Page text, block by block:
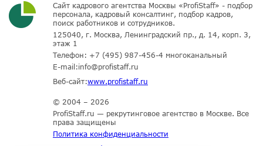
Сайт кадрового агентства Москвы «ProfiStaff» - подбор
персонала, кадровый консалтинг, подбор кадров,
поиск работников и сотрудников.
125040, г. Москва, Ленинградский пр., д. 14, корп. 3,
этаж 1
Телефон: +7 (495) 987-456-4 многоканальный
E-mail:info@profistaff.ru
Веб-сайт:www.profistaff.ru
© 2004 – 2026
ProfiStaff.ru — рекрутинговое агентство в Москве. Все
права защищены
Политика конфиденциальности